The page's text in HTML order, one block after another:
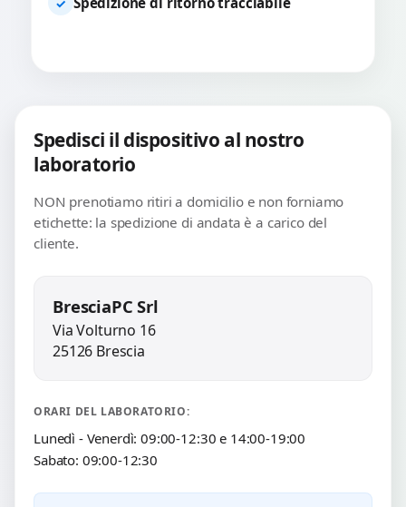
Spedisci il dispositivo al nostro
laboratorio
NON prenotiamo ritiri a domicilio e non forniamo
etichette: la spedizione di andata è a carico del
cliente.
BresciaPC Srl
Via Volturno 16
25126 Brescia
ORARI DEL LABORATORIO:
Lunedì - Venerdì: 09:00-12:30 e 14:00-19:00
Sabato: 09:00-12:30